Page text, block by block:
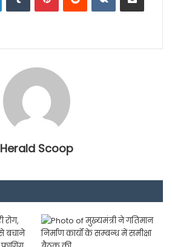
Herald Scoop